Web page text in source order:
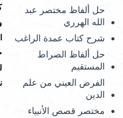
حل ألفاظ مختصر عبد
الله الهرري
شرح كتاب عمدة الراغب
حل ألفاظ الصراط
المستقيم
الفرض العيني من علم
الدين
مختصر قصص الأنبياء